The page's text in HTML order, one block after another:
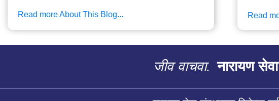
Read more About This Blog... Read
जीव वाचवा. नारायण